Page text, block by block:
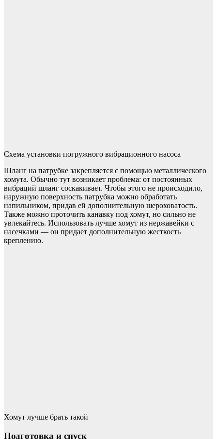
Схема установки погружного вибрационного насоса
Шланг на патрубке закрепляется с помощью металлического
хомута. Обычно тут возникает проблема: от постоянных
вибраций шланг соскакивает. Чтобы этого не происходило,
наружную поверхность патрубка можно обработать
напильником, придав ей дополнительную шероховатость.
Также можно проточить канавку под хомут, но сильно не
увлекайтесь. Использовать лучше хомут из нержавейки с
насечками — он придает дополнительную жесткость
креплению.
Хомут лучше брать такой
Подготовка и спуск